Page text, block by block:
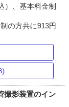
）、基本料金制
の方共に913円
撮影装置のイン